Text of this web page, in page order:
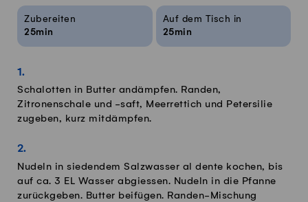
Rezeptinfos
Zubereiten
25min
Auf dem Tisch in
25min
Schalotten in Butter andämpfen. Randen,
Zitronenschale und -saft, Meerrettich und Petersilie
zugeben, kurz mitdämpfen.
Nudeln in siedendem Salzwasser al dente kochen, bis
auf ca. 3 EL Wasser abgiessen. Nudeln in die Pfanne
zurückgeben. Butter beifügen. Randen-Mischung